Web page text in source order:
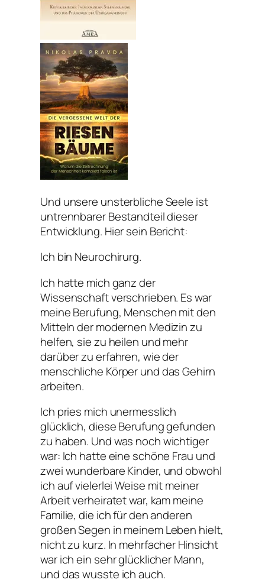
Und unsere unsterbliche Seele ist
untrennbarer Bestandteil dieser
Entwicklung. Hier sein Bericht:
Ich bin Neurochirurg.
Ich hatte mich ganz der
Wissenschaft verschrieben. Es war
meine Berufung, Menschen mit den
Mitteln der modernen Medizin zu
helfen, sie zu heilen und mehr
darüber zu erfahren, wie der
menschliche Körper und das Gehirn
arbeiten.
Ich pries mich unermesslich
glücklich, diese Berufung gefunden
zu haben. Und was noch wichtiger
war: Ich hatte eine schöne Frau und
zwei wunderbare Kinder, und obwohl
ich auf vielerlei Weise mit meiner
Arbeit verheiratet war, kam meine
Familie, die ich für den anderen
großen Segen in meinem Leben hielt,
nicht zu kurz. In mehrfacher Hinsicht
war ich ein sehr glücklicher Mann,
und das wusste ich auch.